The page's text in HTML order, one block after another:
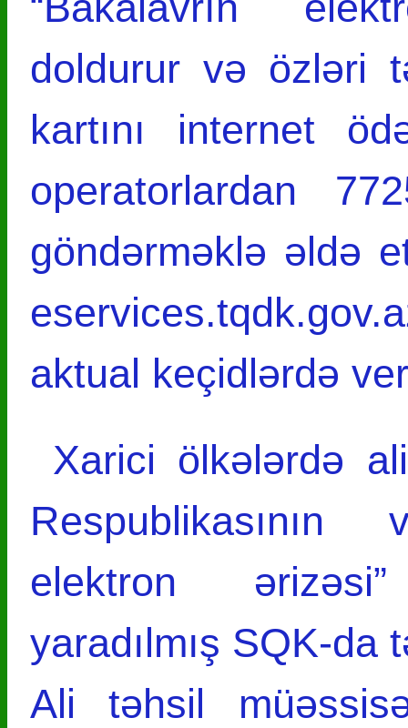
doldurur və özləri
kartını internet
operatorlardan
göndərməklə əldə
aktual keçid­lərdə
Xarici ölkələrdə
Respublikasının
elektron
yaradılmış SQK-da
Ali təhsil